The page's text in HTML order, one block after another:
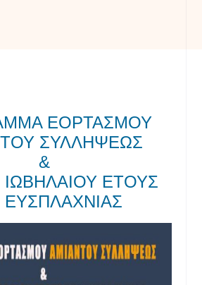
ΕΟΡΤΑΣΜΟΥ
ΣΥΛΛΗΨΕΩΣ
&
ΕΤΟΥΣ
ΕΥΣΠΛΑΧΝΙΑΣ